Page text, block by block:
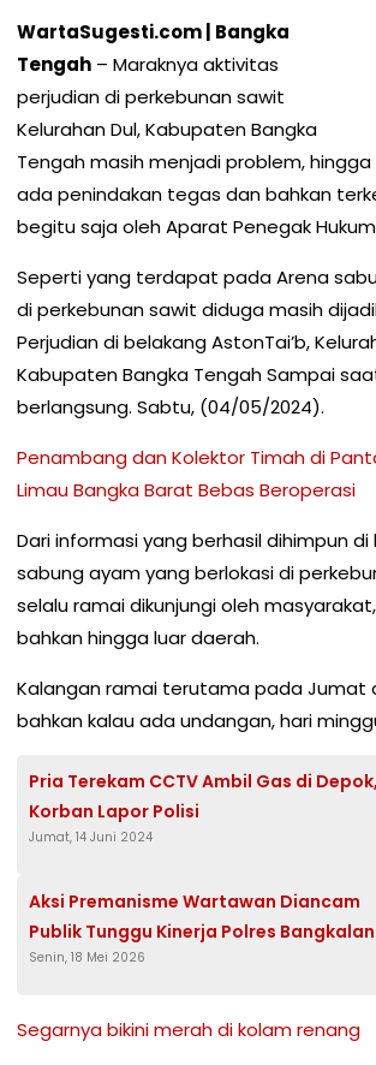
WartaSugesti.com| Bangka
Tengah – Maraknya aktivitas
perjudian di perkebunan sawit
Kelurahan Dul, Kabupaten Bangka
Tengah masih menjadi problem,
ada penindakan tegas dan bahkan
begitu saja oleh Aparat Penegak Hukum
Seperti yang terdapat pada Arena
di perkebunan sawit diduga masih
Perjudian di belakang AstonTai’b,
Kabupaten Bangka Tengah Sampai
berlangsung. Sabtu, (04/05/2024).
Penambang dan Kolektor Timah di
Limau Bangka Barat Bebas Beroperasi
Dari informasi yang berhasil dihimpun di
sabung ayam yang berlokasi di
selalu ramai dikunjungi oleh
bahkan hingga luar daerah.
Kalangan ramai terutama pada Jumat
bahkan kalau ada undangan, hari
Pria Terekam CCTV Ambil Gas di Depok,
Korban Lapor Polisi
Jumat, 14 Juni 2024
Aksi Premanisme Wartawan Diancam
Publik Tunggu Kinerja Polres Bangkalan
Senin, 18 Mei 2026
Segarnya bikini merah di kolam renang